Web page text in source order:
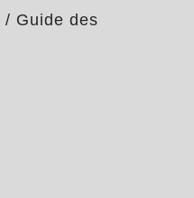
/ Guide des